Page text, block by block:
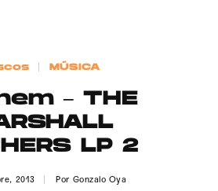
Contacto
MÚSICA
– THE
LP 2
2013 Por Gonzalo Oya